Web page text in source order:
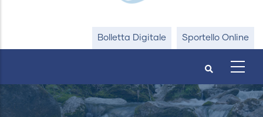
Bolletta Digitale Sportello Online